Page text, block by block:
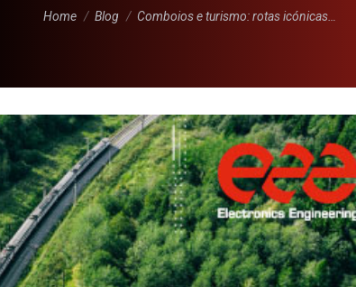
You are here:
Home Blog Comboios e turismo: rotas icónicas…